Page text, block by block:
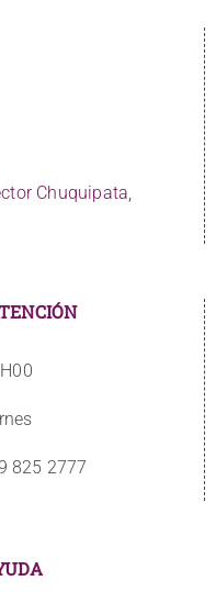
Chuquipata,
825 2777